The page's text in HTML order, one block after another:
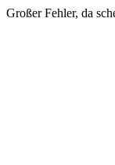
Großer Fehler, da